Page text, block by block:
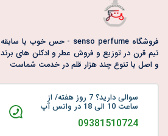
فروشگاه senso perfume - حس خوب با سابقه
نیم قرن در توزیع و فروش عطر و ادکلن های برند
و اصل با تنوع چند هزار قلم در خدمت شماست
سوالی دارید؟ 7 روز هفته/ از
ساعت 10 الی 18 در واتس آپ
09381510724